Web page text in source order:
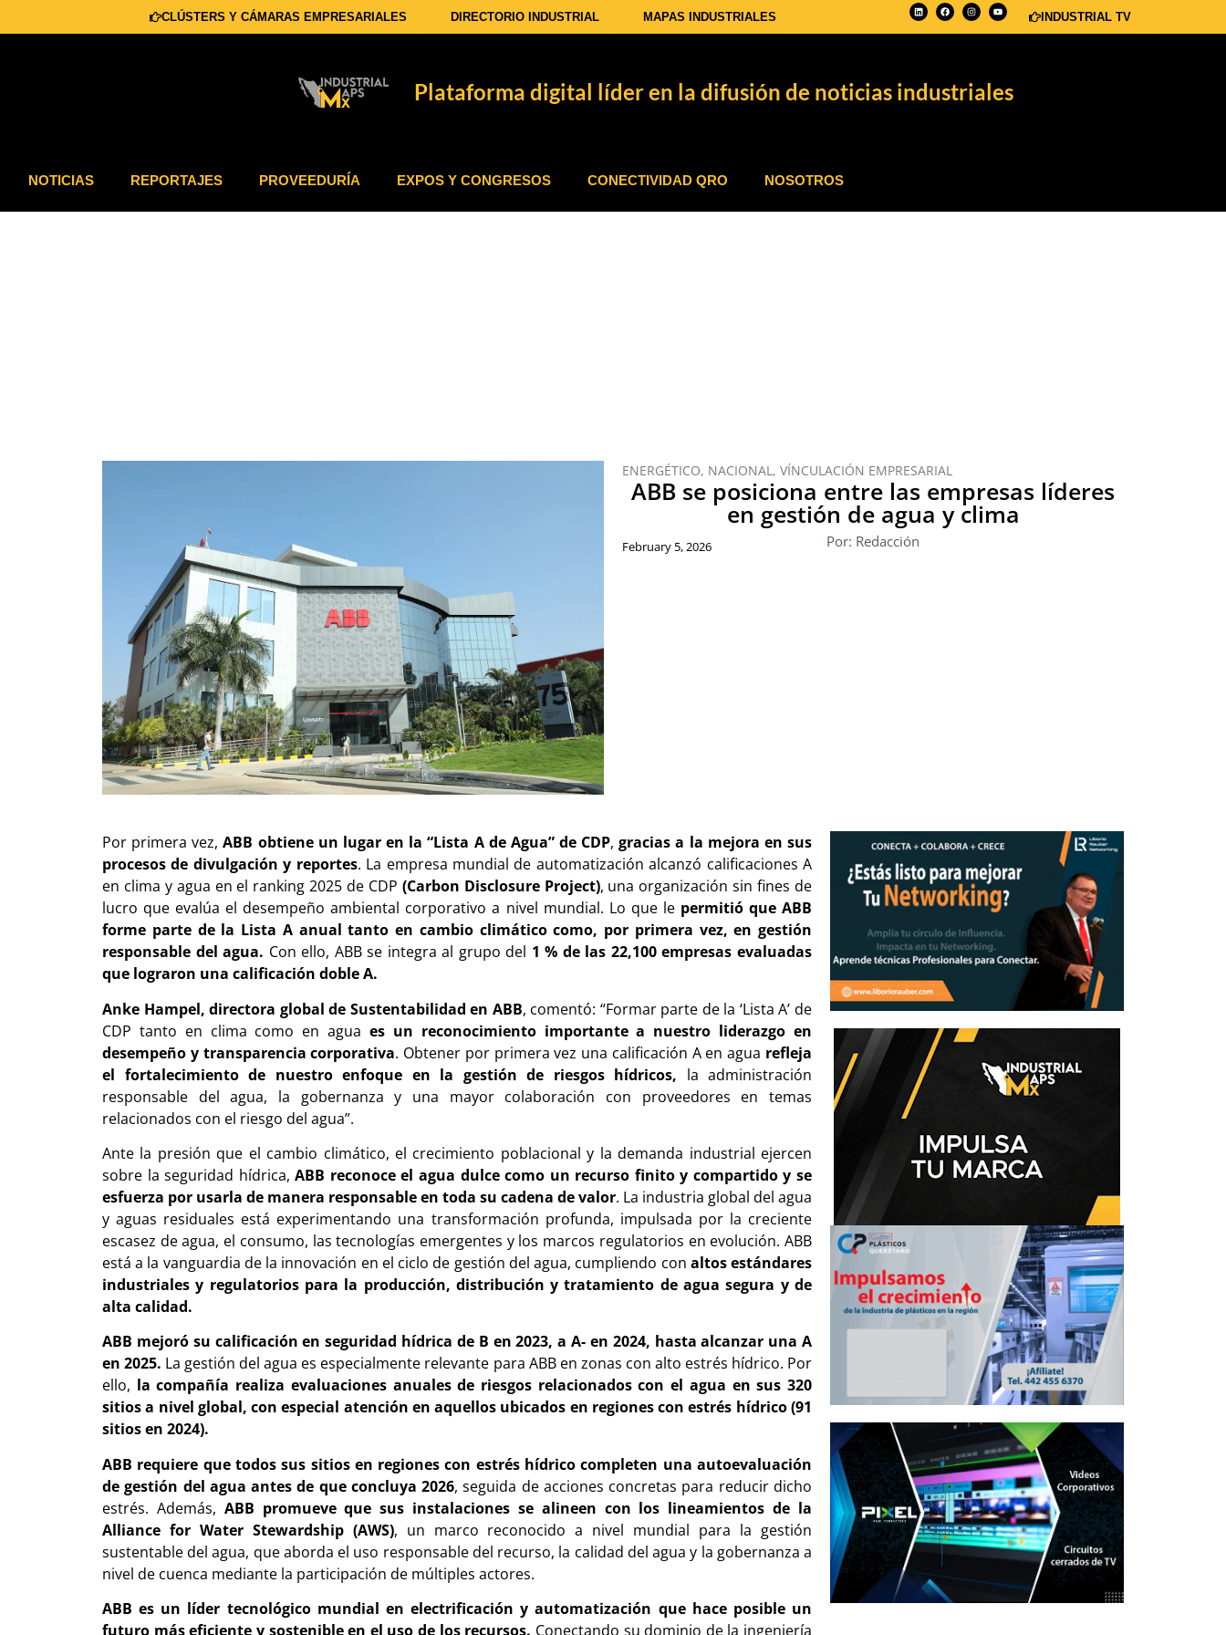
CLÚSTERS Y CÁMARAS EMPRESARIALES DIRECTORIO INDUSTRIAL MAPAS INDUSTRIALES INDUSTRIAL TV
Plataforma digital líder en la difusión de noticias industriales
NOTICIAS REPORTAJES PROVEEDURÍA EXPOS Y CONGRESOS CONECTIVIDAD QRO NOSOTROS
ENERGÉTICO, NACIONAL , VÍNCULACIÓN EMPRESARIAL
ABB se posiciona entre las empresas líderes
en gestión de agua y clima
Por: Redacción
February 5, 2026
Por primera vez,ABB obtiene un lugar en la “Lista A de Agua” de CDP,gracias a la mejora en sus
procesos de divulgación y reportes. La empresa mundial de automatización alcanzó calificaciones A
en clima y agua en el ranking 2025 de CDP (Carbon Disclosure Project), una organización sin fines de
lucro que evalúa el desempeño ambiental corporativo a nivel mundial. Lo que lepermitió que ABB
forme parte de la Lista A anual tanto en cambio climático como, por primera vez, en gestión
responsable del agua. Con ello, ABB se integra al grupo del 1 % de las 22,100 empresas evaluadas
que lograron una calificación doble A.
Anke Hampel, directora global de Sustentabilidad en ABB, comentó: “Formar parte de la ‘Lista A’ de
CDP tanto en clima como en agua es un reconocimiento importante a nuestro liderazgo en
desempeño y transparencia corporativa. Obtener por primera vez una calificación A en agua refleja
el fortalecimiento de nuestro enfoque en la gestión de riesgos hídricos, la administración
responsable del agua, la gobernanza y una mayor colaboración con proveedores en temas
relacionados con el riesgo del agua”.
Ante la presión que el cambio climático, el crecimiento poblacional y la demanda industrial ejercen
sobre la seguridad hídrica,ABB reconoce el agua dulce como un recurso finito y compartido y se
esfuerza por usarla de manera responsable en toda su cadena de valor. La industria global del agua
y aguas residuales está experimentando una transformación profunda, impulsada por la creciente
escasez de agua, el consumo, las tecnologías emergentes y los marcos regulatorios en evolución. ABB
está a la vanguardia de la innovación en el ciclo de gestión del agua, cumpliendo con altos estándares
industriales y regulatorios para la producción, distribución y tratamiento de agua segura y de
alta calidad.
ABB mejoró su calificación en seguridad hídrica de B en 2023, a A- en 2024, hasta alcanzar una A
en 2025. La gestión del agua es especialmente relevante para ABB en zonas con alto estrés hídrico. Por
ello, la compañía realiza evaluaciones anuales de riesgos relacionados con el agua en sus 320
sitios a nivel global, con especial atención en aquellos ubicados en regiones con estrés hídrico (91
sitios en 2024).
ABB requiere que todos sus sitios en regiones con estrés hídrico completen una autoevaluación
de gestión del agua antes de que concluya 2026, seguida de acciones concretas para reducir dicho
estrés. Además, ABB promueve que sus instalaciones se alineen con los lineamientos de la
Alliance for Water Stewardship (AWS), un marco reconocido a nivel mundial para la gestión
sustentable del agua, que aborda el uso responsable del recurso, la calidad del agua y la gobernanza a
nivel de cuenca mediante la participación de múltiples actores.
ABB es un líder tecnológico mundial en electrificación y automatización que hace posible un
futuro más eficiente y sostenible en el uso de los recursos. Conectando su dominio de la ingeniería